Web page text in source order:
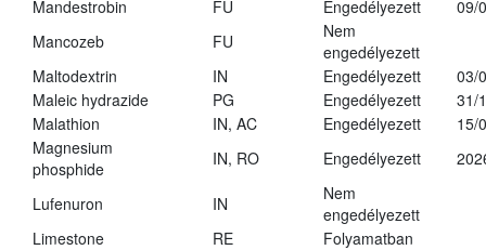
Mandestrobin
FU Engedélyezett
09/
Mancozeb
FU
Nem
engedélyezett
Maltodextrin
IN Engedélyezett
03/
Maleic hydrazide
PG Engedélyezett
31/
Malathion
IN, AC Engedélyezett
15/
Magnesium
phosphide
IN, RO Engedélyezett
Lufenuron IN
Nem
engedélyezett
Limestone
RE
Folyamatban